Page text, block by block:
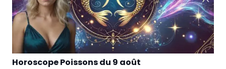
Horoscope Poissons du 9 août